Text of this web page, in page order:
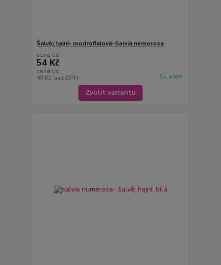
Šalvěj hajní- modrofialová-Salvia nemorosa
cena od
54 Kč
cena od
48 Kč bez DPH Skladem
Zvolit variantu